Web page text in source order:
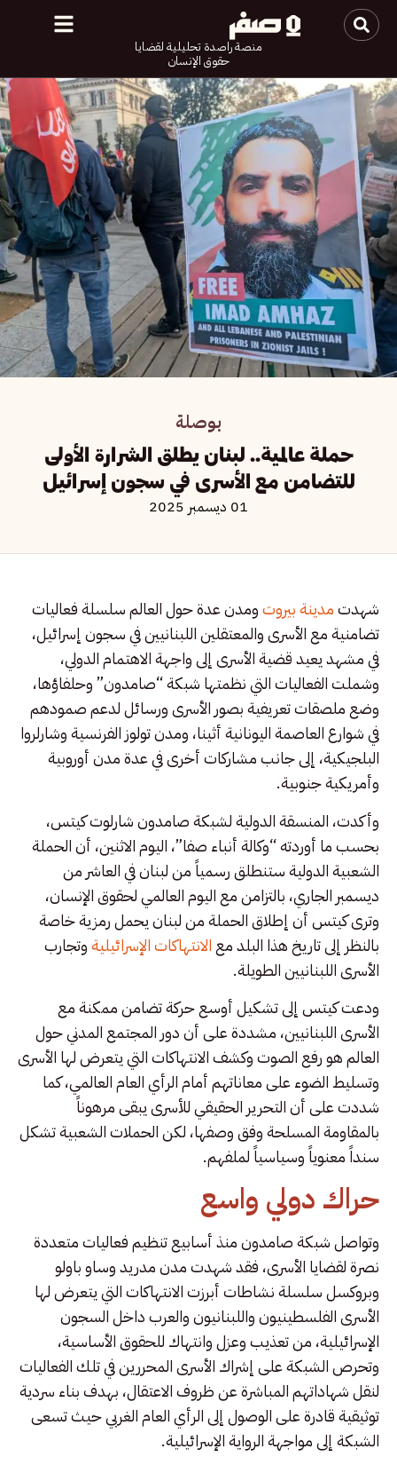
منصة راصدة تحليلية لقضايا
حقوق الإنسان
بوصلة
حملة عالمية.. لبنان يطلق الشرارة الأولى
للتضامن مع الأسرى في سجون إسرائيل
01 ديسمبر 2025
شهدتمدينة بيروتومدن عدة حول العالم سلسلة فعاليات
تضامنية مع الأسرى والمعتقلين اللبنانيين في سجون إسرائيل،
في مشهد يعيد قضية الأسرى إلى واجهة الاهتمام الدولي،
وشملت الفعاليات التي نظمتها شبكة “صامدون” وحلفاؤها،
وضع ملصقات تعريفية بصور الأسرى ورسائل لدعم صمودهم
في شوارع العاصمة اليونانية أثينا، ومدن تولوز الفرنسية وشارلروا
البلجيكية، إلى جانب مشاركات أخرى في عدة مدن أوروبية
وأمريكية جنوبية.
وأكدت، المنسقة الدولية لشبكة صامدون شارلوت كيتس،
بحسب ما أوردته “وكالة أنباء صفا”، اليوم الاثنين، أن الحملة
الشعبية الدولية ستنطلق رسمياً من لبنان في العاشر من
ديسمبر الجاري، بالتزامن مع اليوم العالمي لحقوق الإنسان،
وترى كيتس أن إطلاق الحملة من لبنان يحمل رمزية خاصة
بالنظر إلى تاريخ هذا البلد مع الانتهاكات الإسرائيليةوتجارب
الأسرى اللبنانيين الطويلة.
ودعت كيتس إلى تشكيل أوسع حركة تضامن ممكنة مع
الأسرى اللبنانيين، مشددة على أن دور المجتمع المدني حول
العالم هو رفع الصوت وكشف الانتهاكات التي يتعرض لها الأسرى
وتسليط الضوء على معاناتهم أمام الرأي العام العالمي، كما
شددت على أن التحرير الحقيقي للأسرى يبقى مرهوناً
بالمقاومة المسلحة وفق وصفها، لكن الحملات الشعبية تشكل
سنداً معنوياً وسياسياً لملفهم.
حراك دولي واسع
وتواصل شبكة صامدون منذ أسابيع تنظيم فعاليات متعددة
نصرة لقضايا الأسرى، فقد شهدت مدن مدريد وساو باولو
وبروكسل سلسلة نشاطات أبرزت الانتهاكات التي يتعرض لها
الأسرى الفلسطينيون واللبنانيون والعرب داخل السجون
الإسرائيلية، من تعذيب وعزل وانتهاك للحقوق الأساسية،
وتحرص الشبكة على إشراك الأسرى المحررين في تلك الفعاليات
لنقل شهاداتهم المباشرة عن ظروف الاعتقال، بهدف بناء سردية
توثيقية قادرة على الوصول إلى الرأي العام الغربي حيث تسعى
الشبكة إلى مواجهة الرواية الإسرائيلية.